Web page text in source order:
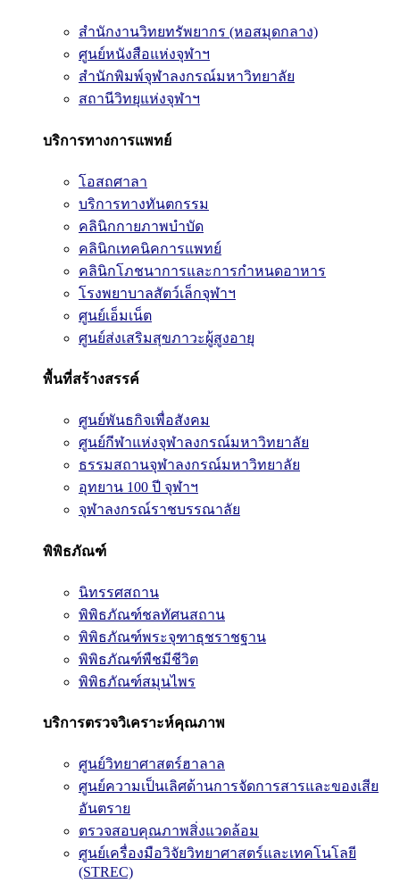
สำนักงานวิทยทรัพยากร (หอสมุดกลาง)
ศูนย์หนังสือแห่งจุฬาฯ
สำนักพิมพ์จุฬาลงกรณ์มหาวิทยาลัย
สถานีวิทยุแห่งจุฬาฯ
บริการทางการแพทย์
โอสถศาลา
บริการทางทันตกรรม
คลินิกกายภาพบำบัด
คลินิกเทคนิคการแพทย์
คลินิกโภชนาการและการกำหนดอาหาร
โรงพยาบาลสัตว์เล็กจุฬาฯ
ศูนย์เอ็มเน็ต
ศูนย์ส่งเสริมสุขภาวะผู้สูงอายุ
พื้นที่สร้างสรรค์
ศูนย์พันธกิจเพื่อสังคม
ศูนย์กีฬาแห่งจุฬาลงกรณ์มหาวิทยาลัย
ธรรมสถานจุฬาลงกรณ์มหาวิทยาลัย
อุทยาน 100 ปี จุฬาฯ
จุฬาลงกรณ์ราชบรรณาลัย
พิพิธภัณฑ์
นิทรรศสถาน
พิพิธภัณฑ์ชลทัศนสถาน
พิพิธภัณฑ์พระจุฑาธุชราชฐาน
พิพิธภัณฑ์พืชมีชีวิต
พิพิธภัณฑ์สมุนไพร
บริการตรวจวิเคราะห์คุณภาพ
ศูนย์วิทยาศาสตร์ฮาลาล
ศูนย์ความเป็นเลิศด้านการจัดการสารและของเสีย
อันตราย
ตรวจสอบคุณภาพสิ่งแวดล้อม
ศูนย์เครื่องมือวิจัยวิทยาศาสตร์และเทคโนโลยี
(STREC)